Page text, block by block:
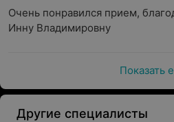
Очень понравился прием,
Инну Владимировну
Показать
Другие специалисты